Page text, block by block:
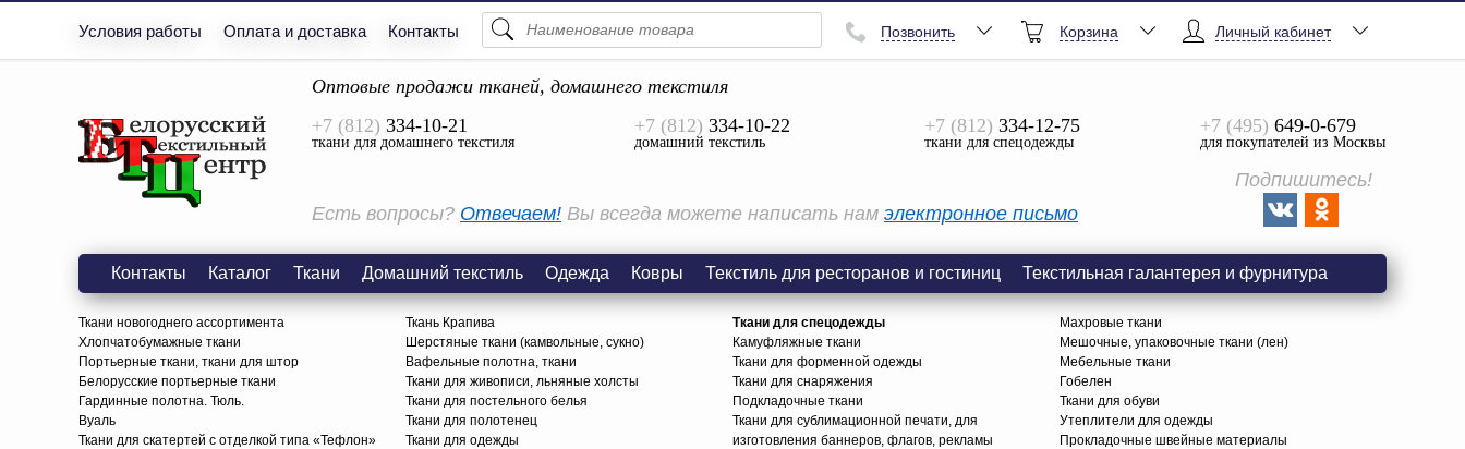
Условия работы Оплата и доставка Контакты
Просмотреть Все
Личный кабинет
Корзина
Позвонить
Оптовые продажи тканей, домашнего текстиля
+7 (812) 334-10-21
ткани для домашнего текстиля
+7 (812) 334-10-22
домашний текстиль
+7 (812) 334-12-75
ткани для спецодежды
+7 (495) 649-0-679
для покупателей из Москвы
Есть вопросы? Отвечаем! Вы всегда можете написать нам электронное письмо
Подпишитесь!
Контакты Каталог Ткани Домашний текстиль Одежда Ковры Текстиль для ресторанов и гостиниц Текстильная галантерея и фурнитура
Ткани новогоднего ассортимента
Хлопчатобумажные ткани
Портьерные ткани, ткани для штор
Белорусские портьерные ткани
Гардинные полотна. Тюль.
Вуаль
Ткани для скатертей с отделкой типа «Тефлон»
Ткань Крапива
Шерстяные ткани (камвольные, сукно)
Вафельные полотна, ткани
Ткани для живописи, льняные холсты
Ткани для постельного белья
Ткани для полотенец
Ткани для одежды
Ткани для спецодежды
Камуфляжные ткани
Ткани для форменной одежды
Ткани для снаряжения
Подкладочные ткани
Ткани для сублимационной печати, для
изготовления баннеров, флагов, рекламы
Махровые ткани
Мешочные, упаковочные ткани (лен)
Мебельные ткани
Гобелен
Ткани для обуви
Утеплители для одежды
Прокладочные швейные материалы